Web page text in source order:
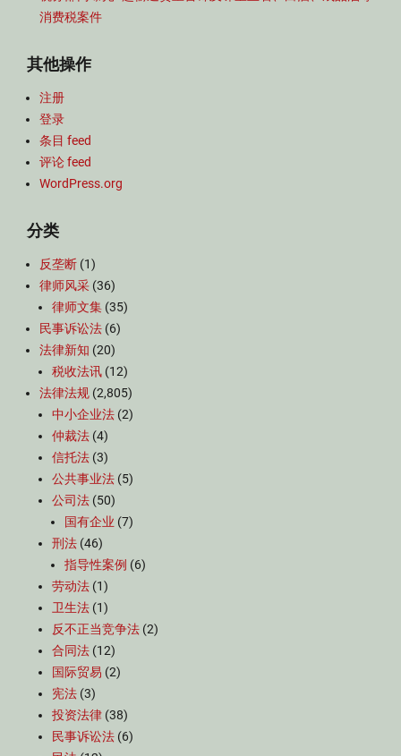
消费税案件
其他操作
注册
登录
条目 feed
评论 feed
WordPress.org
分类
反垄断 (1)
律师风采 (36)
律师文集 (35)
民事诉讼法 (6)
法律新知 (20)
税收法讯 (12)
法律法规 (2,805)
中小企业法 (2)
仲裁法 (4)
信托法 (3)
公共事业法 (5)
公司法 (50)
国有企业 (7)
刑法 (46)
指导性案例 (6)
劳动法 (1)
卫生法 (1)
反不正当竞争法 (2)
合同法 (12)
国际贸易 (2)
宪法 (3)
投资法律 (38)
民事诉讼法 (6)